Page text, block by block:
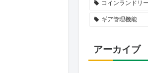
コインランドリー
ギア管理機能
アーカイブ